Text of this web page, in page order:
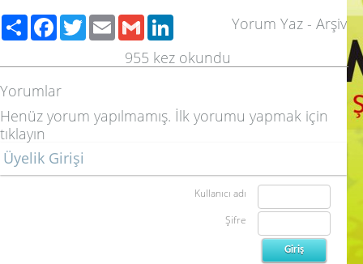
ShareFacebook
TwitterEmailGmail Yorum Yaz - Arşiv
955 kez okundu
Yorumlar
Henüz yorum yapılmamış. İlk yorumu yapmak için
tıklayın
Üyelik Girişi
Kullanıcı adı
Şifre